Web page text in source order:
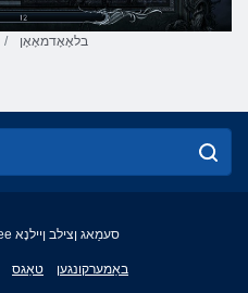
בלאָאָדמאָאָן
© game-game - Free סעמַאג ןצילב ןיילנָא
טאַגס באַמערקונגען